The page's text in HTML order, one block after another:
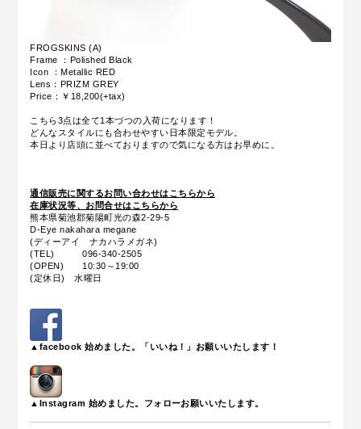
FROGSKINS (A)
Frame ：Polished Black
Icon ：Metallic RED
Lens：PRIZM GREY
Price：￥18,200(+tax)
こちら3点は全て1本づつの入荷になります！
どんなスタイルにも合わせやすい日本限定モデル。
本日より店頭に並べておりますので気になる方はお早めに。
通信販売に関するお問い合わせはこちらから
在庫状況等、お問合せはこちらから
熊本県菊池郡菊陽町光の森2-29-5
D-Eye nakahara megane
(ディーアイ ナカハラメガネ)
(TEL) 096-340-2505
(OPEN) 10:30～19:00
(定休日) 水曜日
▲facebook 始めました。「いいね！」お願いいたします！
▲Instagram 始めました。フォローお願いいたします。